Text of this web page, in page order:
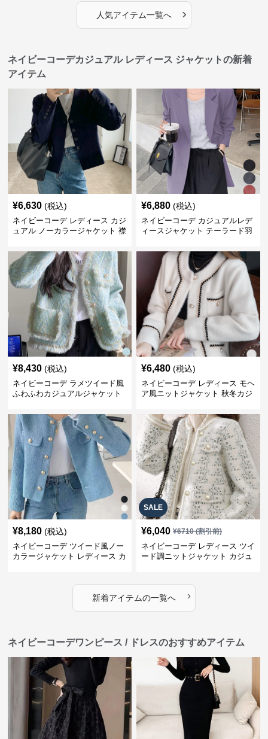
人気アイテム一覧へ ›
ネイビーコーデカジュアル レディース ジャケットの新着
アイテム
¥6,630 (税込)
ネイビーコーデ レディース カジ
ュアル ノーカラージャケット 襟
¥6,880 (税込)
ネイビーコーデ カジュアルレデ
ィースジャケット テーラード羽
¥8,430 (税込)
ネイビーコーデ ラメツイード風
ふわふわカジュアルジャケット
¥6,480 (税込)
ネイビーコーデ レディース モヘ
ア風ニットジャケット 秋冬カジ
¥8,180 (税込)
ネイビーコーデ ツイード風ノー
カラージャケット レディース カ
SALE
¥6,040 ¥6710(割引前)
ネイビーコーデ レディース ツイ
ード調ニットジャケット カジュ
新着アイテムの一覧へ ›
ネイビーコーデワンピース / ドレスのおすすめアイテム